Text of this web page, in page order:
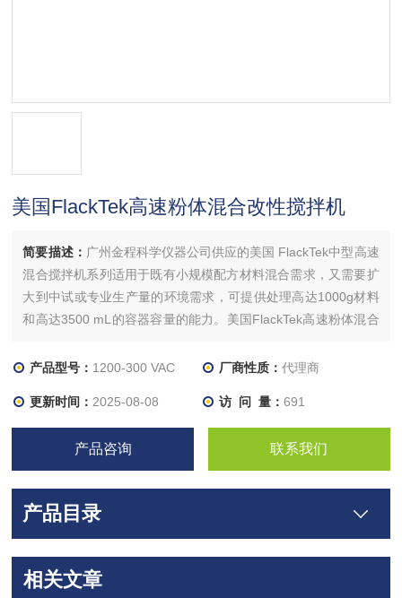
美国FlackTek高速粉体混合改性搅拌机
简要描述： 广州金程科学仪器公司供应的美国 FlackTek中型高速
混合搅拌机系列适用于既有小规模配方材料混合需求，又需要扩
大到中试或专业生产量的环境需求，可提供处理高达1000g材料
和高达3500 mL的容器容量的能力。美国FlackTek高速粉体混合
产品型号： 1200-300 VAC 厂商性质： 代理商
更新时间： 2025-08-08 访 问 量： 691
产品咨询 联系我们
产品目录
相关文章